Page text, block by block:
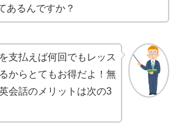
あるんですか？
支払えば何回でもレッス
からとてもお得だよ！無
会話のメリットは次の3